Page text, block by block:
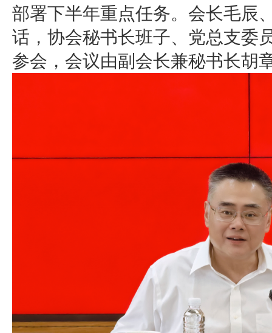
部署下半年重点任务。会长毛辰
话，协会秘书长班子、党总支委
参会，会议由副会长兼秘书长胡